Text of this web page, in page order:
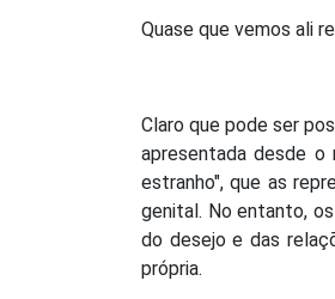
Quase que vemos ali
Claro que pode ser
apresentada desde o
estranho", que as
genital. No entanto,
do desejo e das
própria.